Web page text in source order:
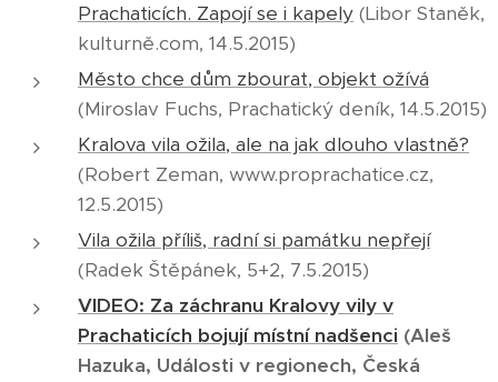
Prachaticích. Zapojí se i kapely (Libor Staněk,
kulturně.com, 14.5.2015)
Město chce dům zbourat, objekt ožívá
(Miroslav Fuchs, Prachatický deník, 14.5.2015)
Kralova vila ožila, ale na jak dlouho vlastně?
(Robert Zeman, www.proprachatice.cz,
12.5.2015)
Vila ožila příliš, radní si památku nepřejí
(Radek Štěpánek, 5+2, 7.5.2015)
VIDEO: Za záchranu Kralovy vily v
Prachaticích bojují místní nadšenci (Aleš
Hazuka, Události v regionech, Česká